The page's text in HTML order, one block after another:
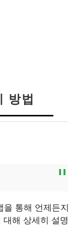
방법
통해 언제든지
해 상세히 설명